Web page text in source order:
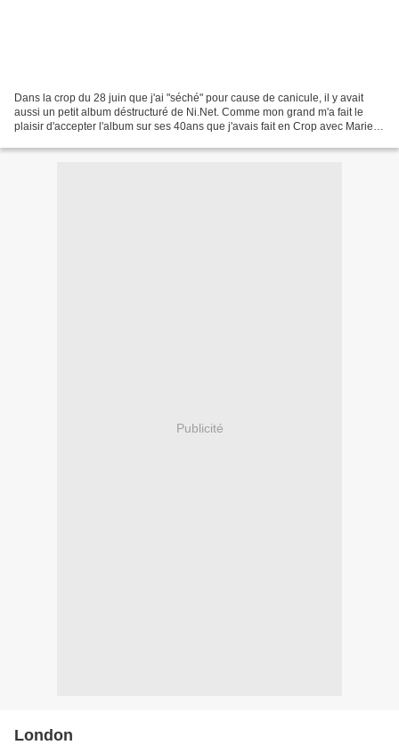
Dans la crop du 28 juin que j'ai "séché" pour cause de canicule, il y avait
aussi un petit album déstructuré de Ni.Net. Comme mon grand m'a fait le
plaisir d'accepter l'album sur ses 40ans que j'avais fait en Crop avec Marie,
Publicité
London